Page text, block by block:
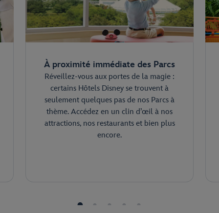
À proximité immédiate des Parcs
Réveillez-vous aux portes de la magie :
certains Hôtels Disney se trouvent à
seulement quelques pas de nos Parcs à
thème. Accédez en un clin d’œil à nos
attractions, nos restaurants et bien plus
encore.